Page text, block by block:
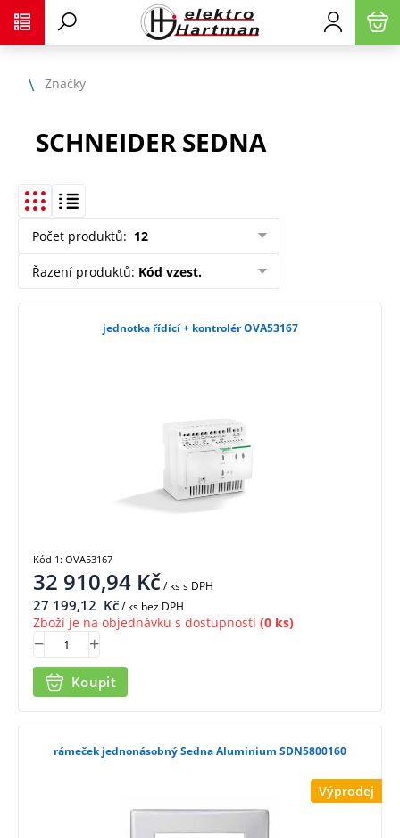
Značky
SCHNEIDER SEDNA
Počet produktů: 12
Řazení produktů: Kód vzest.
jednotka řídící + kontrolér OVA53167
32 910,94 Kč/ kss DPH
27 199,12 Kč/ ks bez DPH
Zboží je na objednávku s dostupností (0 ks)
Koupit
Kód 1: OVA53167
Výprodej
rámeček jednonásobný Sedna Aluminium SDN5800160